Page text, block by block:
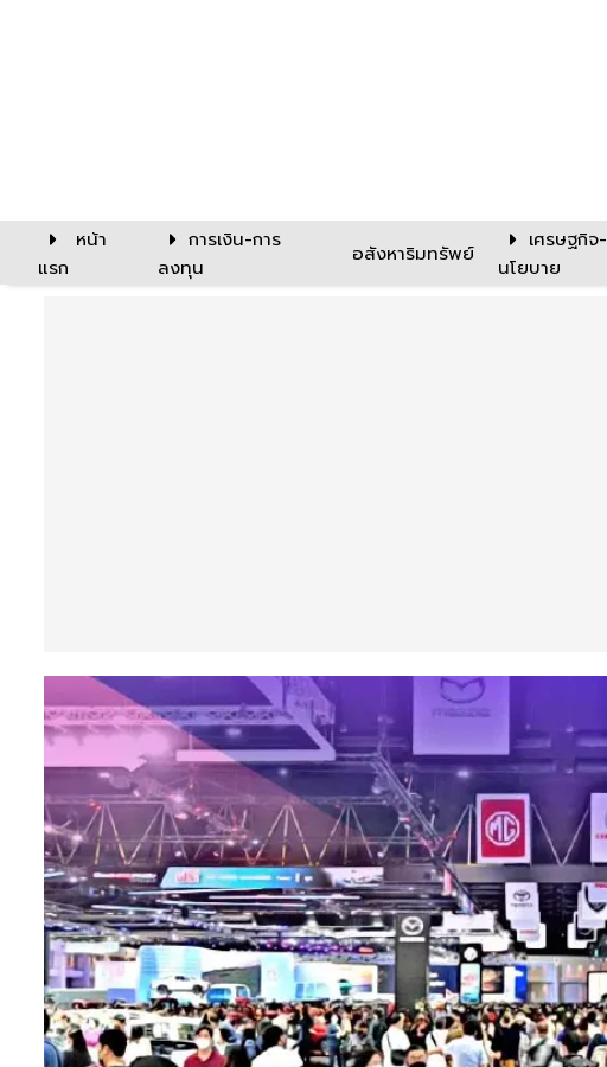
หน้า
แรก
การเงิน-การ
ลงทุน
อสังหาริมทรัพย์
เศรษฐกิจ-
นโยบาย